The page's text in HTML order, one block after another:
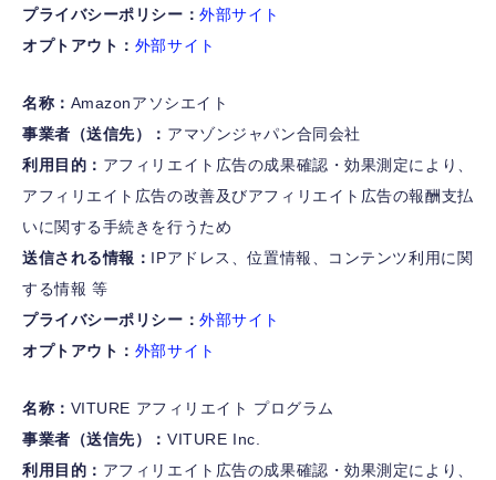
プライバシーポリシー：外部サイト
オプトアウト： 外部サイト
名称： Amazonアソシエイト
事業者（送信先）： アマゾンジャパン合同会社
利用目的： アフィリエイト広告の成果確認・効果測定により、
アフィリエイト広告の改善及びアフィリエイト広告の報酬支払
いに関する手続きを行うため
送信される情報： IPアドレス、位置情報、コンテンツ利用に関
する情報 等
プライバシーポリシー：外部サイト
オプトアウト： 外部サイト
名称： VITURE アフィリエイト プログラム
事業者（送信先）：VITURE Inc.
利用目的： アフィリエイト広告の成果確認・効果測定により、